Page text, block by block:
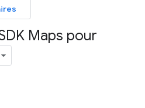
Maps pour